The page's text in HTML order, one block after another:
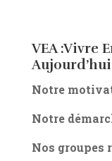
VEA :Vivre
Aujourd’hui
Notre
Notre
Nos groupes